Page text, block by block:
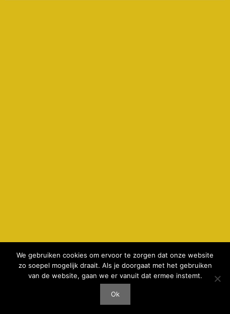
© 2026 kamperenbijdeboer.nl -privacyverklaring & cookie
We gebruiken cookies om ervoor te zorgen dat onze website
zo soepel mogelijk draait. Als je doorgaat met het gebruiken
van de website, gaan we er vanuit dat ermee instemt.
Ok